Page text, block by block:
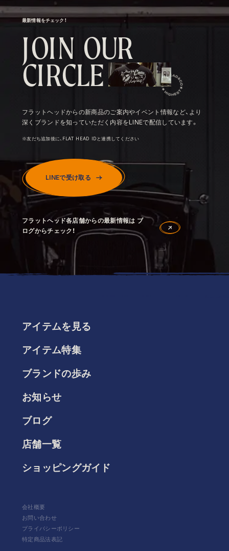
最新情報をチェック！
JOIN OUR
CIRCLE
フラットヘッドからの新商品のご案内やイベント情報など、より
深くブランドを知っていただく内容をLINEで配信しています。
※友だち追加後に、FLAT HEAD IDと連携してください
LINEで受け取る
フラットヘッド各店舗からの最新情報は ブ
ログからチェック！
アイテムを見る
アイテム特集
ブランドの歩み
お知らせ
ブログ
店舗一覧
ショッピングガイド
会社概要
お問い合わせ
プライバシーポリシー
特定商品法表記